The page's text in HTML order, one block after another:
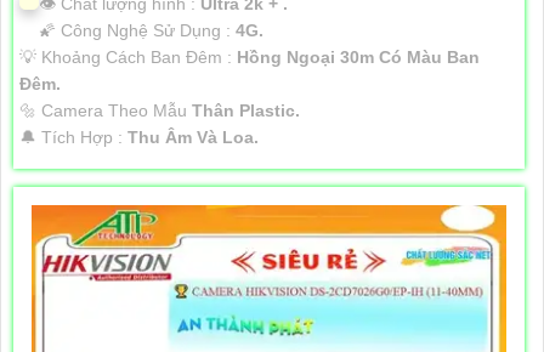
🌠 Công Nghệ Sử Dụng : 4G.
💡 Khoảng Cách Ban Đêm : Hồng Ngoại 30m Có Màu Ban
Ðêm.
🔩 Camera Theo Mẫu Thân Plastic.
️🔔 Tích Hợp : Thu Âm Và Loa.